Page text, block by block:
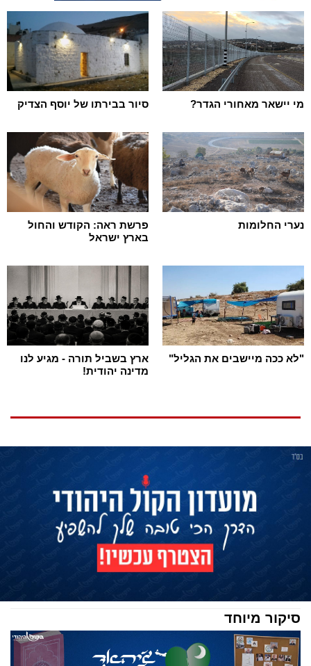
מי יישאר מאחורי הגדר? סיור בבירתו של יוסף הצדיק
נערי החלומות
פרשת ראה: הקודש והחול
בארץ ישראל
"לא ככה מיישבים את הגליל"
ארץ בשביל תורה - מגיע לנו
מדינה יהודית!
סיקור מיוחד